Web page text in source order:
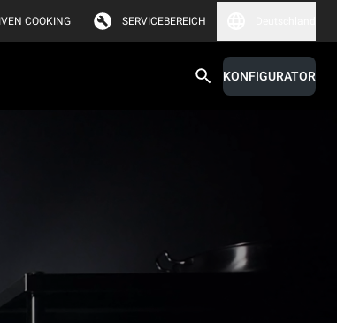
COOKING SERVICEBEREICH
KONFIGURATOR